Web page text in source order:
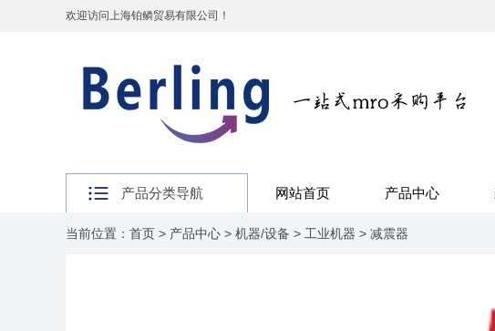
欢迎访问上海铂鳞贸易有限公司！
产品分类导航 网站首页 产品中心
当前位置： 首页 > 产品中心 > 机器/设备 > 工业机器 > 减震器